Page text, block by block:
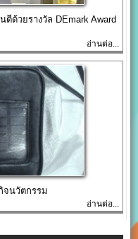
ด้วยรางวัล DEmark Award
อ่านต่อ...
จนวัตกรรม
อ่านต่อ...